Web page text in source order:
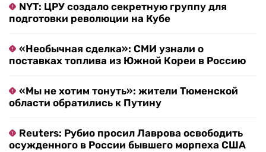
NYT: ЦРУ создало секретную группу для
подготовки революции на Кубе
«Необычная сделка»: СМИ узнали о
поставках топлива из Южной Кореи в Россию
«Мы не хотим тонуть»: жители Тюменской
области обратились к Путину
Reuters: Рубио просил Лаврова освободить
осужденного в России бывшего морпеха США